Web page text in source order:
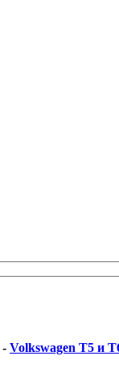
- Volkswagen T5 и